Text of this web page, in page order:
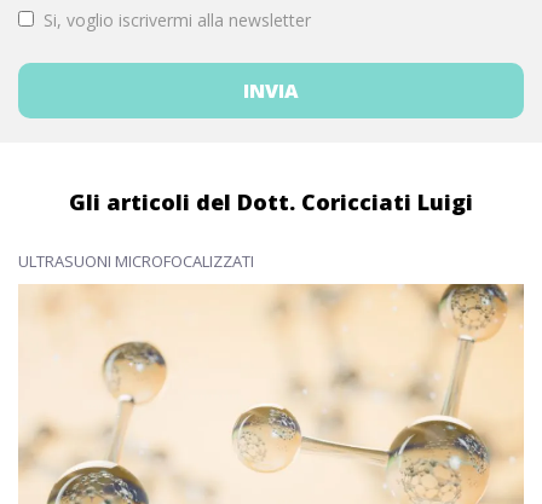
Si, voglio iscrivermi alla newsletter
Gli articoli del Dott. Coricciati Luigi
ULTRASUONI MICROFOCALIZZATI